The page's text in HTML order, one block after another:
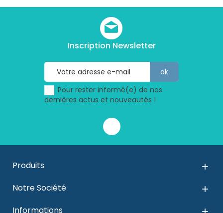
Inscription Newsletter
Pour rester informé(e) de nos
dernières actus et nouveautés !
Produits 
Notre Société 
Informations